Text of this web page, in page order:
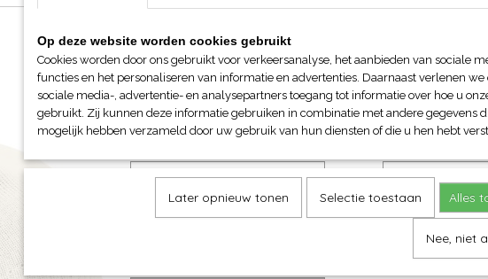
Myrtle Beach gebreide beanie
fleece inzet
€ 10,70 (inclusief btw 21%)
Op deze website worden cookies gebruikt
Cookies worden door ons gebruikt voor verkeersanalyse, het aanbieden van sociale
functies en het personaliseren van informatie en advertenties. Daarnaast verlenen we
sociale media-, advertentie- en analysepartners toegang tot informatie over hoe u
gebruikt. Zij kunnen deze informatie gebruiken in combinatie met andere gegevens
mogelijk hebben verzameld door uw gebruik van hun diensten of die u hen hebt
Later opnieuw tonen Selectie toestaan Alles
Nee, niet